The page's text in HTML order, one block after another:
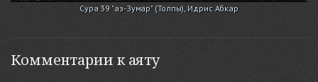
Сура 39 "аз-Зумар" (Толпы), Идрис Абкар
Комментарии к аяту